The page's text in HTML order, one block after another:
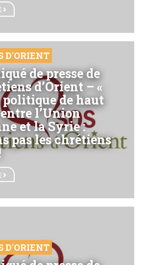
D'ORIENT
de presse de
d’Orient – «
politique de haut
l’Union
et la Syrie :
pas les chrétiens
D'ORIENT